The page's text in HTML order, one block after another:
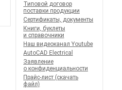
Типовой договор
поставки продукции
Сертификаты, документы
Книги, буклеты
и справочники
Наш видеоканал Youtube
AutoCAD Electrical
Заявление
о конфиденциальности
Прайс-лист (скачать
файл)